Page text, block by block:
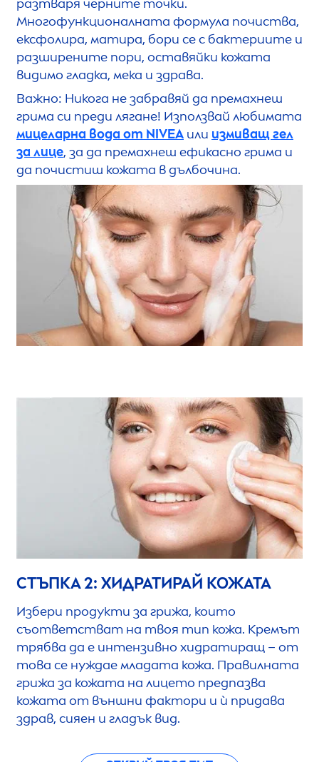
разтваря черните точки.
Многофункционалната формула почиства,
ексфолира, матира, бори се с бактериите и
разширените пори, оставяйки кожата
видимо гладка, мека и здрава.
Важно: Никога не забравяй да премахнеш
грима си преди лягане! Използвай любимата
мицеларна вода от NIVEA или измиващ гел
за лице, за да премахнеш ефикасно грима и
да почистиш кожата в дълбочина.
СТЪПКА 2: ХИДРАТИРАЙ КОЖАТА
Избери продукти за грижа, които
съответстват на твоя тип кожа. Кремът
трябва да е интензивно хидратиращ – от
това се нуждае младата кожа. Правилната
грижа за кожата на лицето предпазва
кожата от външни фактори и ѝ придава
здрав, сияен и гладък вид.